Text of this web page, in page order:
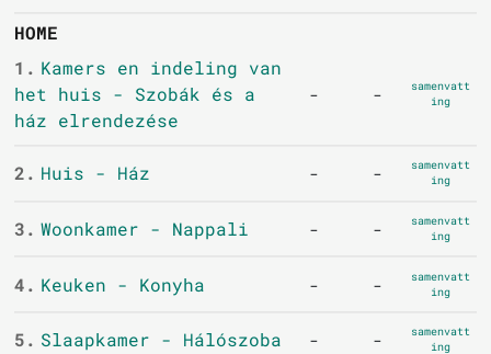
HOME
1. Kamers en indeling van
het huis - Szobák és a
ház elrendezése
- -
samenvatt
ing
2. Huis - Ház - -
samenvatt
ing
3. Woonkamer - Nappali - -
samenvatt
ing
4. Keuken - Konyha - -
samenvatt
ing
5. Slaapkamer - Hálószoba - -
samenvatt
ing